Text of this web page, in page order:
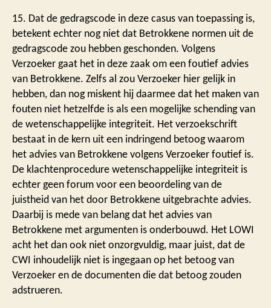
15. Dat de gedragscode in deze casus van toepassing is,
betekent echter nog niet dat Betrokkene normen uit de
gedragscode zou hebben geschonden. Volgens
Verzoeker gaat het in deze zaak om een foutief advies
van Betrokkene. Zelfs al zou Verzoeker hier gelijk in
hebben, dan nog miskent hij daarmee dat het maken van
fouten niet hetzelfde is als een mogelijke schending van
de wetenschappelijke integriteit. Het verzoekschrift
bestaat in de kern uit een indringend betoog waarom
het advies van Betrokkene volgens Verzoeker foutief is.
De klachtenprocedure wetenschappelijke integriteit is
echter geen forum voor een beoordeling van de
juistheid van het door Betrokkene uitgebrachte advies.
Daarbij is mede van belang dat het advies van
Betrokkene met argumenten is onderbouwd. Het LOWI
acht het dan ook niet onzorgvuldig, maar juist, dat de
CWI inhoudelijk niet is ingegaan op het betoog van
Verzoeker en de documenten die dat betoog zouden
adstrueren.